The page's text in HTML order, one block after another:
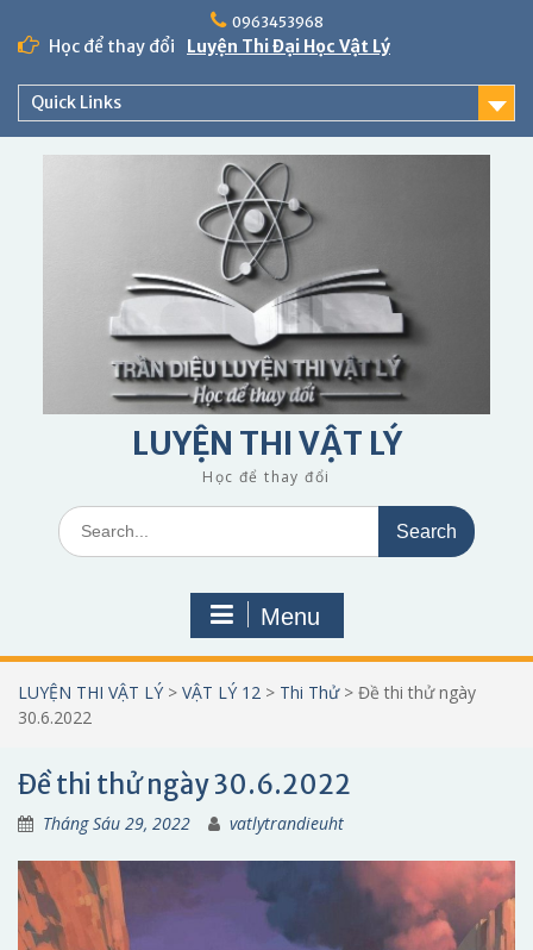
content
0963453968
Học để thay đổi Luyện Thi Đại Học Vật Lý
Quick Links
LUYỆN THI VẬT LÝ
Học để thay đổi
Search
for:
Menu
LUYỆN THI VẬT LÝ > VẬT LÝ 12 > Thi Thử> Đề thi thử ngày
30.6.2022
Đề thi thử ngày 30.6.2022
Tháng Sáu 29, 2022 vatlytrandieuht